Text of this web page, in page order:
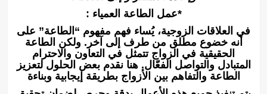
*عمل الطاعة العمياء :
في العلاقات الزوجية، يُساء فهم مفهوم “الطاعة” على
أنه خضوع مطلق من طرف إلى آخر. ولكن الطاعة
الحقيقية في الزواج تتمثل في التعاون والاحترام
المتبادل والتواصل الفعّال. هنا نقدم بعض الحلول لتعزيز
الطاعة والتفاهم بين الأزواج بطريقة إيجابية وبناءة